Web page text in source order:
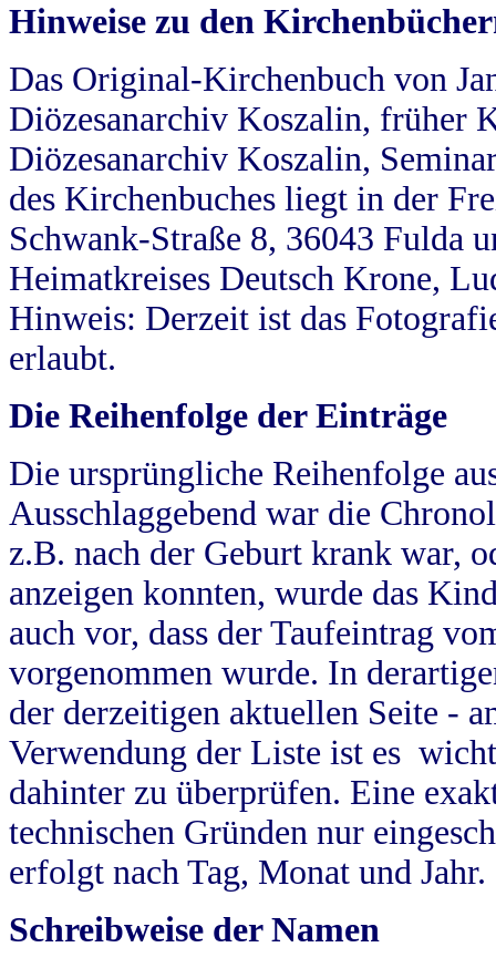
Hinweise zu den
Das Original-Kirchenbuch von
Diözesanarchiv Koszalin, früher
Diözesanarchiv Koszalin,
des Kirchenbuches liegt in der
Schwank-Straße 8, 36043 Fulda
Heimatkreises Deutsch Krone,
Hinweis: Derzeit ist das
erlaubt.
Die Reihenfolge der Einträge
Die ursprüngliche Reihenfolge
Ausschlaggebend war die
z.B. nach der Geburt krank war,
anzeigen konnten, wurde das
auch vor, dass der Taufeintrag
vorgenommen wurde. In
der derzeitigen aktuellen Seite -
Verwendung der Liste ist es
dahinter zu überprüfen. Eine
technischen Gründen nur
erfolgt nach Tag, Monat und Jahr.
Schreibweise der Namen